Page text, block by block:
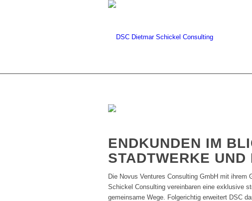
ENDKUNDEN IM
STADTWERKE
Die Novus Ventures Consulting GmbH mit
Schickel Consulting vereinbaren eine exklusive
gemeinsame Wege. Folgerichtig erweitert DSC